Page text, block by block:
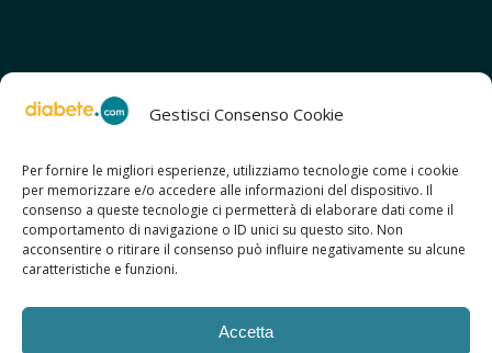
Gestisci Consenso Cookie
Per fornire le migliori esperienze, utilizziamo tecnologie come i cookie
per memorizzare e/o accedere alle informazioni del dispositivo. Il
consenso a queste tecnologie ci permetterà di elaborare dati come il
comportamento di navigazione o ID unici su questo sito. Non
acconsentire o ritirare il consenso può influire negativamente su alcune
caratteristiche e funzioni.
Accetta
SCOPRI ANCHE:
> ilmiodiabete.com
> casadiabete.it
> digitaldiabetes.srl
> obesitalia.com